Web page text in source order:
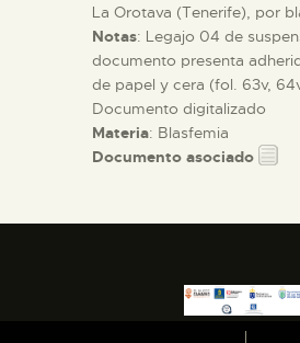
La Orotava (Tenerife), por
Notas: Legajo 04 de
documento presenta
de papel y cera (fol. 63v,
Documento digitalizado
Materia: Blasfemia
Documento asociado